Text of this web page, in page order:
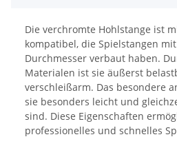
Die verchromte Hohlstange ist
kompatibel, die Spielstangen
Durchmesser verbaut haben.
Materialen ist sie äußerst
verschleißarm. Das besondere
sie besonders leicht und
sind. Diese Eigenschaften
professionelles und schnelles